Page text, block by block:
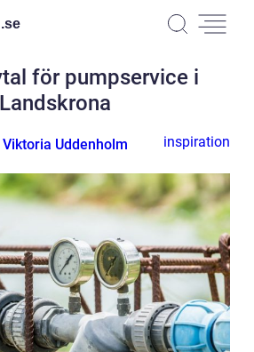
se
för pumpservice i
Landskrona
Viktoria Uddenholm inspiration